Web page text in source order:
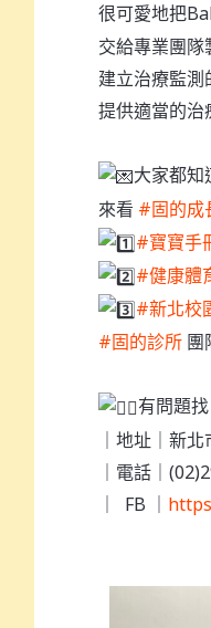
很可愛地把
交給專業團
建立治療監測
提供適當的治
大家都知
來看 #固的成
#寶寶手
#健康體
#新北校
#固的診所團
有問題找
｜地址｜新
｜電話｜
｜ FB ｜